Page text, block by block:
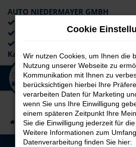
Zum
Hauptinhalt
springen
AUTO NIEDERMAYER GMBH
Lieferung an die Haustür
Kaufabwicklung
Startseite UNTERNEHMEN Über uns
Cookie
Wir nutzen Cookies, um Ihnen die
Nutzung unserer Webseite zu
Kommunikation mit Ihnen zu
berücksichtigen hierbei Ihre
verarbeiten Daten für Marketing
wenn Sie uns Ihre Einwilligung
einem späteren Zeitpunkt Ihre
Sie die Einwilligung jederzeit für
Weitere Informationen zum
Datenverarbeitung finden Sie hier: